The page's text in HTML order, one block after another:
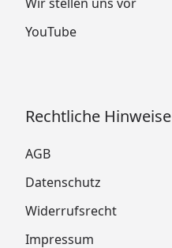
YouTube
Rechtliche Hinweise
AGB
Datenschutz
Widerrufsrecht
Impressum